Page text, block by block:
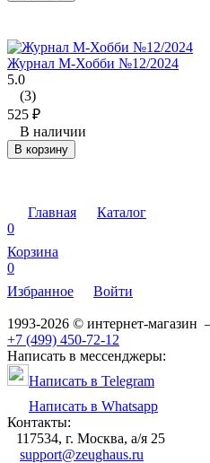
Журнал М-Хобби №12/2024
5.0
(3)
525 ₽
В наличии
В корзину
Главная
Каталог
0
Корзина
0
Избранное
Войти
1993-2026 © интернет-магазин
+7 (499) 450-72-12
Написать в мессенджеры:
Написать в Telegram
Написать в Whatsapp
Контакты:
117534, г. Москва, а/я 25
support@zeughaus.ru